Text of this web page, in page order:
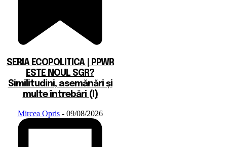
SERIA ECOPOLITICA | PPWR
ESTE NOUL SGR?
Similitudini, asemănări și
multe întrebări (I)
Mircea Opris - 09/08/2026